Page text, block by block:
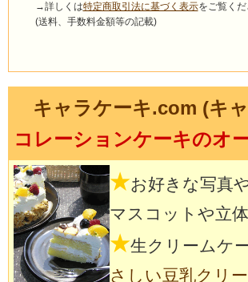
→詳しくは特定商取引法に基づく表示をご覧くだ
(送料、手数料金額等の記載)
キャラケーキ.com (キ
コレーションケーキのオ
★お好きな写真
マスコットや立
★生クリームケ
さしい豆乳クリ